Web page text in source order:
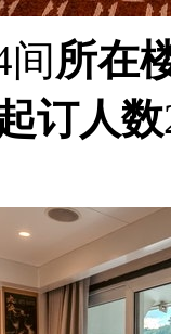
间所在
订人数